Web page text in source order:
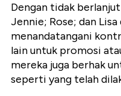
Dengan tidak
Jennie; Rose; dan
menandatangani
lain untuk promosi
mereka juga berhak
seperti yang telah